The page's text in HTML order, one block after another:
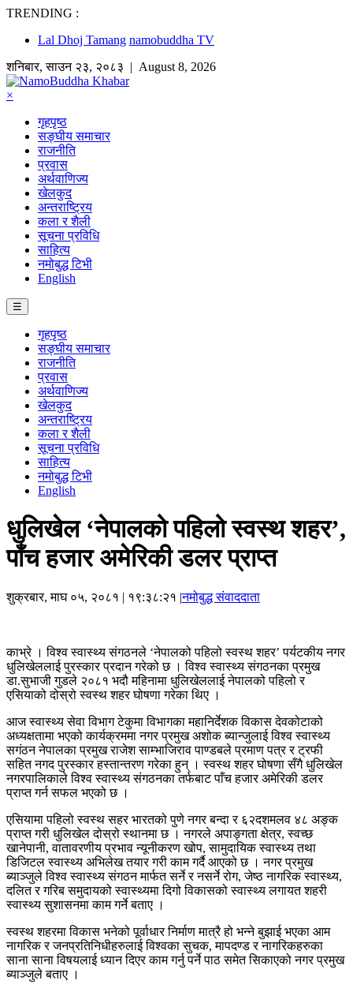
TRENDING :
Lal Dhoj Tamang namobuddha TV
शनिबार,साउन २३, २०८३ | August 8, 2026
×
गृहपृष्ठ
सङ्घीय समाचार
राजनीति
प्रवास
अर्थवाणिज्य
खेलकुद
अन्तराष्ट्रिय
कला र शैली
सूचना प्रविधि
साहित्य
नमोबुद्ध टिभी
English
☰
गृहपृष्ठ
सङ्घीय समाचार
राजनीति
प्रवास
अर्थवाणिज्य
खेलकुद
अन्तराष्ट्रिय
कला र शैली
सूचना प्रविधि
साहित्य
नमोबुद्ध टिभी
English
धुलिखेल ‘नेपालको पहिलो स्वस्थ शहर’,
पाँच हजार अमेरिकी डलर प्राप्त
शुक्रबार, माघ ०५, २०८१ | १९:३८:२१ |नमोबुद्ध संवाददाता
काभ्रे । विश्व स्वास्थ्य संगठनले ‘नेपालको पहिलो स्वस्थ शहर’ पर्यटकीय नगर
धुलिखेललाई पुरस्कार प्रदान गरेको छ । विश्व स्वास्थ्य संगठनका प्रमुख
डा.सुभाजी गुडले २०८१ भदौ महिनामा धुलिखेललाई नेपालको पहिलो र
एसियाको दोस्रो स्वस्थ शहर घोषणा गरेका थिए ।
आज स्वास्थ्य सेवा विभाग टेकुमा विभागका महानिर्देशक विकास देवकोटाको
अध्यक्षतामा भएको कार्यक्रममा नगर प्रमुख अशोक ब्यान्जुलाई विश्व स्वास्थ्य
सगंठन नेपालका प्रमुख राजेश साम्भाजिराव पाण्डबले प्रमाण पत्र र ट्रफी
सहित नगद पुरस्कार हस्तान्तरण गरेका हुन् । स्वस्थ शहर घोषणा सँगै धुलिखेल
नगरपालिकाले विश्व स्वास्थ्य संगठनका तर्फबाट पाँच हजार अमेरिकी डलर
प्राप्त गर्न सफल भएको छ ।
एसियामा पहिलो स्वस्थ सहर भारतको पुणे नगर बन्दा र ६२दशमलव ४८ अङ्क
प्राप्त गरी धुलिखेल दोस्रो स्थानमा छ । नगरले अपाङ्गता क्षेत्र, स्वच्छ
खानेपानी, वातावरणीय प्रभाव न्यूनीकरण खोप, सामुदायिक स्वास्थ्य तथा
डिजिटल स्वास्थ्य अभिलेख तयार गरी काम गर्दै आएको छ । नगर प्रमुख
ब्याञ्जुले विश्व स्वास्थ्य संगठन मार्फत सर्ने र नसर्ने रोग, जेष्ठ नागरिक स्वास्थ्य,
दलित र गरिब समुदायको स्वास्थ्यमा दिगो विकासको स्वास्थ्य लगायत शहरी
स्वास्थ्य सुशासनमा काम गर्ने बताए ।
स्वस्थ शहरमा विकास भनेको पूर्वाधार निर्माण मात्रै हो भन्ने बुझाई भएका आम
नागरिक र जनप्रतिनिधीहरुलाई विश्वका सुचक, मापदण्ड र नागरिकहरुका
साना साना विषयलाई ध्यान दिएर काम गर्नु पर्ने पाठ समेत सिकाएको नगर प्रमुख
ब्याञ्जुले बताए ।